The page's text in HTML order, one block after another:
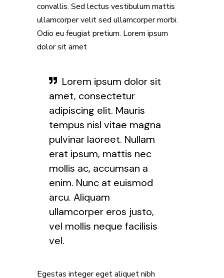
convallis. Sed lectus vestibulum mattis
ullamcorper velit sed ullamcorper morbi.
Odio eu feugiat pretium. Lorem ipsum
dolor sit amet
Lorem ipsum dolor sit
amet, consectetur
adipiscing elit. Mauris
tempus nisl vitae magna
pulvinar laoreet. Nullam
erat ipsum, mattis nec
mollis ac, accumsan a
enim. Nunc at euismod
arcu. Aliquam
ullamcorper eros justo,
vel mollis neque facilisis
vel.
Egestas integer eget aliquet nibh